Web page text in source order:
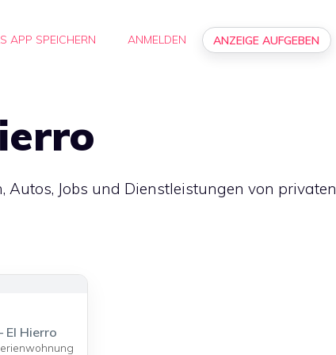
APP SPEICHERN ANMELDEN ANZEIGE AUFGEBEN
Jobs und Dienstleistungen von privaten
El Hierro